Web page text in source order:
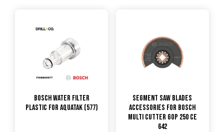
Bosch Water Filter
Plastic for Aquatak (577)
Segment Saw Blades
Accessories for Bosch
Multi Cutter GOP 250 CE
642